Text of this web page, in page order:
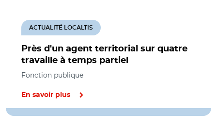
Près d'un agent territorial sur quatre
travaille à temps partiel
ACTUALITÉ LOCALTIS
Fonction publique
En savoir plus